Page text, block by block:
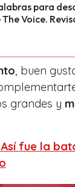
para
Voice.
, buen
grandes y
fue la